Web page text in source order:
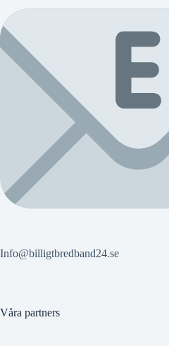
Info@billigtbredband24.se
Våra partners